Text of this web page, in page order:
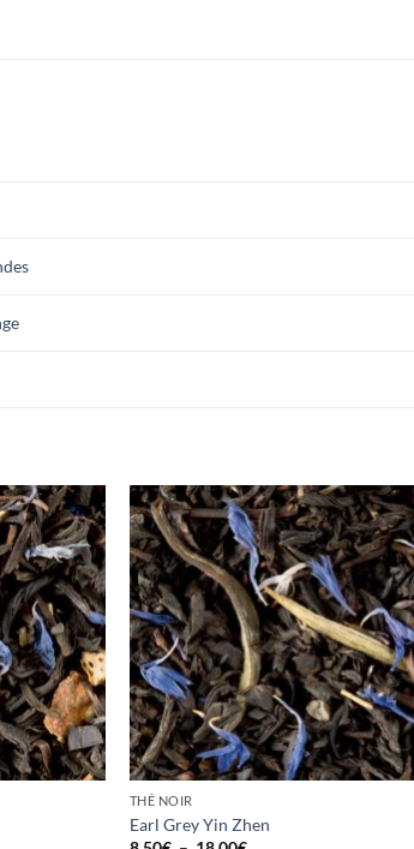
Ajouter
à la
wishlist
Ajouter
à la
wishlist
THÉ NOIR
Earl Grey Yin Zhen